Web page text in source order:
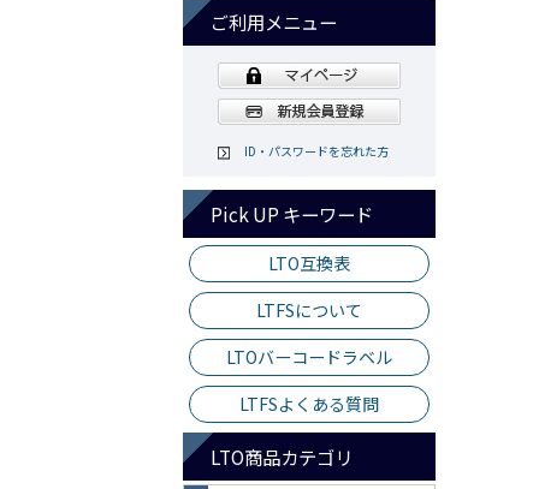
ご利用メニュー
ID・パスワードを忘れた方
Pick UP キーワード
LTO互換表
LTFSについて
LTOバーコードラベル
LTFSよくある質問
LTO商品カテゴリ